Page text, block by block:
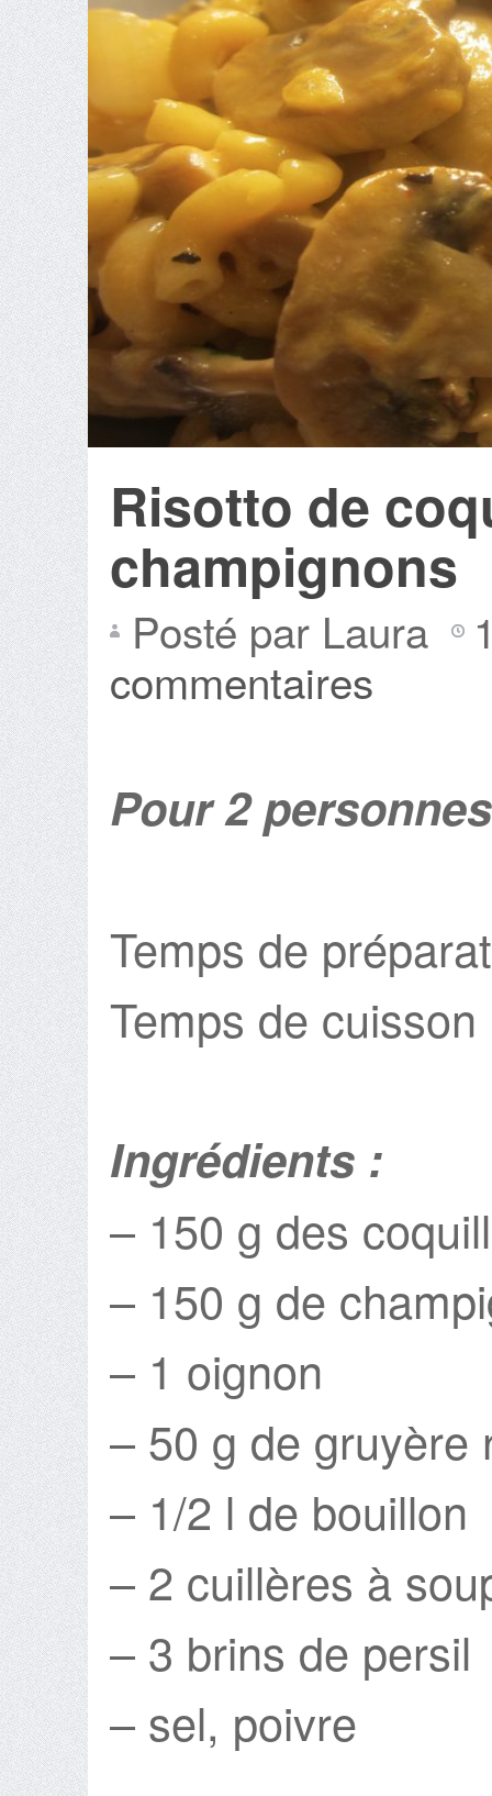
Risotto de
champignons
Posté par Laura
commentaires
Pour 2 personnes
Temps de
Temps de
Ingrédients :
– 150 g des
– 150 g de
– 1 oignon
– 50 g de gruyère
– 1/2 l de bouillon
– 2 cuillères à
– 3 brins de persil
– sel, poivre